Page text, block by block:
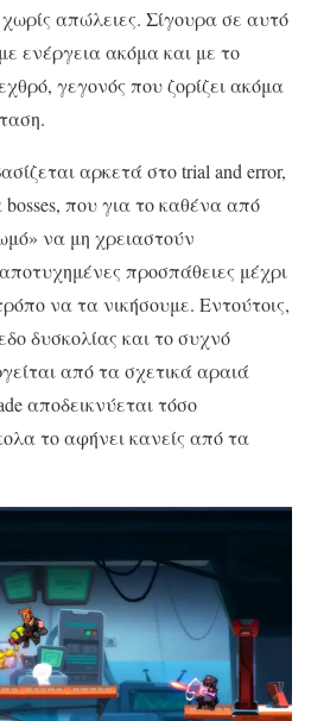
απώλειες. Σίγουρα σε αυτό
ενέργεια ακόμα και με το
γεγονός που ζορίζει ακόμα
αρκετά στο trial and error,
bosses, που για το καθένα από
να μη χρειαστούν
προσπάθειες μέχρι
να τα νικήσουμε. Εντούτοις,
δυσκολίας και το συχνό
από τα σχετικά αραιά
αποδεικνύεται τόσο
το αφήνει κανείς από τα